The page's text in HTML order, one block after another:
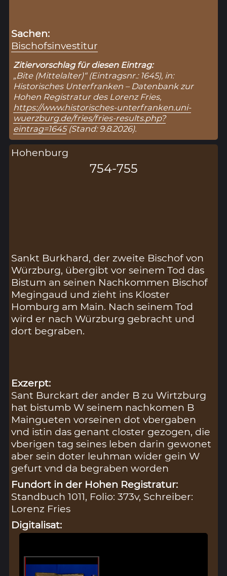
Sachen:
Bischofsinvestitur
Zitiervorschlag für diesen Eintrag:
„Bite (Mittelalter)“ (Eintragsnr.: 1645), in:
Historisches Unterfranken – Datenbank zur
Hohen Registratur des Lorenz Fries,
https://www.historisches-unterfranken.uni-
wuerzburg.de/fries/fries-results.php?
eintrag=1645(Stand: 9.8.2026).
Hohenburg
754-755
Sankt Burkhard, der zweite Bischof von
Würzburg, übergibt vor seinem Tod das
Bistum an seinen Nachkommen Bischof
Megingaud und zieht ins Kloster
Homburg am Main. Nach seinem Tod
wird er nach Würzburg gebracht und
dort begraben.
Exzerpt:
Sant Burckart der ander B zu Wirtzburg
hat bistumb W seinem nachkomen B
Maingueten vorseinen dot vbergaben
vnd istin das genant closter gezogen, die
vberigen tag seines leben darin gewonet
aber sein doter leuhman wider gein W
gefurt vnd da begraben worden
Fundort in der Hohen Registratur:
Standbuch 1011, Folio: 373v, Schreiber:
Lorenz Fries
Digitalisat: